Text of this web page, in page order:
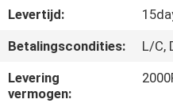
Levertijd:
Betalingscondities:
L/C,
Levering
vermogen: